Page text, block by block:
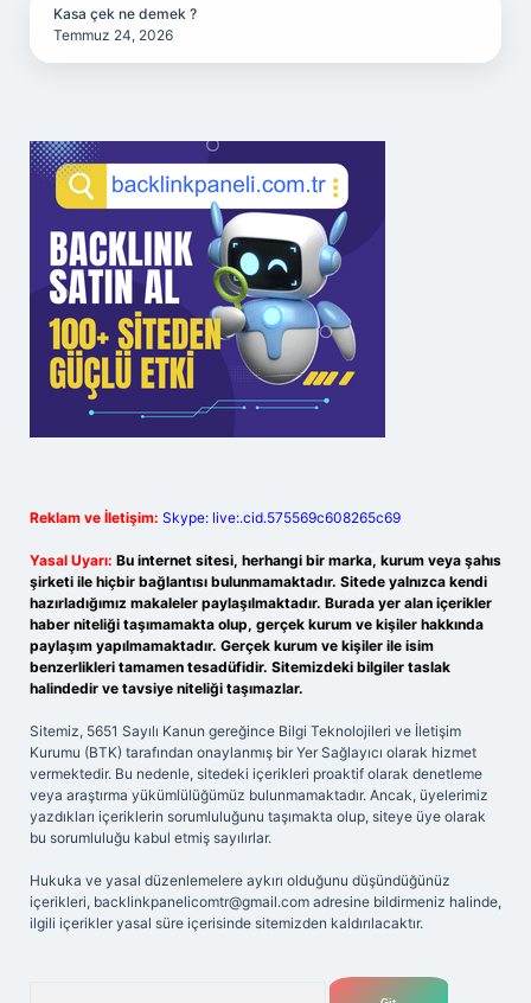
Kasa çek ne demek ?
Temmuz 24, 2026
Reklam ve İletişim: Skype: live:.cid.575569c608265c69
Yasal Uyarı: Bu internet sitesi, herhangi bir marka, kurum veya şahıs
şirketi ile hiçbir bağlantısı bulunmamaktadır. Sitede yalnızca kendi
hazırladığımız makaleler paylaşılmaktadır. Burada yer alan içerikler
haber niteliği taşımamakta olup, gerçek kurum ve kişiler hakkında
paylaşım yapılmamaktadır. Gerçek kurum ve kişiler ile isim
benzerlikleri tamamen tesadüfidir. Sitemizdeki bilgiler taslak
halindedir ve tavsiye niteliği taşımazlar.
Sitemiz, 5651 Sayılı Kanun gereğince Bilgi Teknolojileri ve İletişim
Kurumu (BTK) tarafından onaylanmış bir Yer Sağlayıcı olarak hizmet
vermektedir. Bu nedenle, sitedeki içerikleri proaktif olarak denetleme
veya araştırma yükümlülüğümüz bulunmamaktadır. Ancak, üyelerimiz
yazdıkları içeriklerin sorumluluğunu taşımakta olup, siteye üye olarak
bu sorumluluğu kabul etmiş sayılırlar.
Hukuka ve yasal düzenlemelere aykırı olduğunu düşündüğünüz
içerikleri, backlinkpanelicomtr@gmail.com adresine bildirmeniz halinde,
ilgili içerikler yasal süre içerisinde sitemizden kaldırılacaktır.